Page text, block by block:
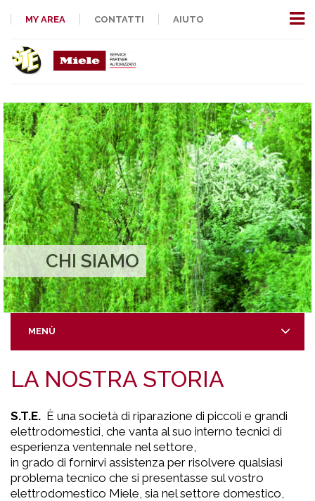
MY AREA CONTATTI AIUTO
CHI SIAMO
MENÙ
LA NOSTRA STORIA
S.T.E. È una società di riparazione di piccoli e grandi
elettrodomestici, che vanta al suo interno tecnici di
esperienza ventennale nel settore,
in grado di fornirvi assistenza per risolvere qualsiasi
problema tecnico che si presentasse sul vostro
elettrodomestico Miele, sia nel settore domestico,